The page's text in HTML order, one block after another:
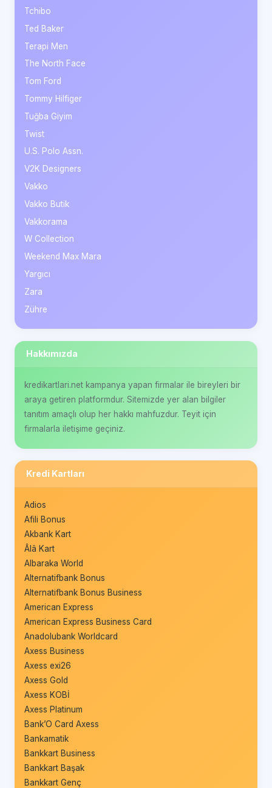
Tchibo
Ted Baker
Terapi Men
The North Face
Tom Ford
Tommy Hilfiger
Tuğba Giyim
Twist
U.S. Polo Assn.
V2K Designers
Vakko
Vakko Butik
Vakkorama
W Collection
Weekend Max Mara
Yargıcı
Zara
Zühre
Hakkımızda
kredikartlari.net kampanya yapan firmalar ile bireyleri bir
araya getiren platformdur. Sitemizde yer alan bilgiler
tanıtım amaçlı olup her hakkı mahfuzdur. Teyit için
firmalarla iletişime geçiniz.
Kredi Kartları
Adios
Afili Bonus
Akbank Kart
Âlâ Kart
Albaraka World
Alternatifbank Bonus
Alternatifbank Bonus Business
American Express
American Express Business Card
Anadolubank Worldcard
Axess Business
Axess exi26
Axess Gold
Axess KOBİ
Axess Platinum
Bank’O Card Axess
Bankamatik
Bankkart Business
Bankkart Başak
Bankkart Genç